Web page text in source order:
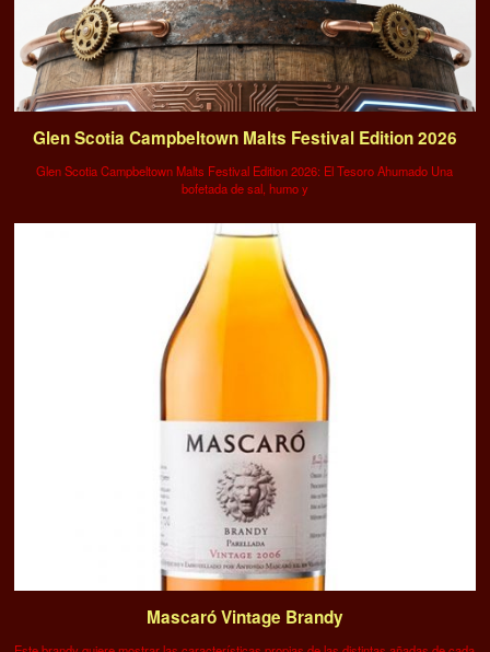
Glen Scotia Campbeltown Malts Festival Edition 2026
Glen Scotia Campbeltown Malts Festival Edition 2026: El Tesoro Ahumado Una
bofetada de sal, humo y
Mascaró Vintage Brandy